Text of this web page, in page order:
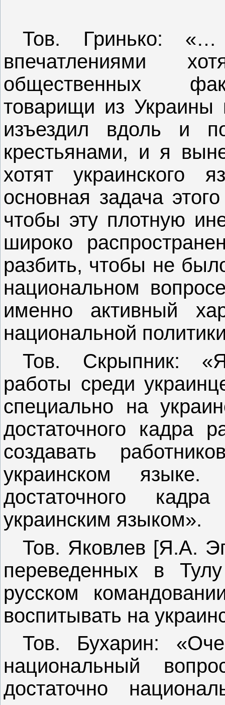
Тов. Гринько:
впечатлениями
общественных
товарищи из Украины
изъездил вдоль и
крестьянами, и я
хотят
основная задача
чтобы эту плотную
широко
разбить, чтобы не
национальном
именно активный
национальной
Тов. Скрыпник:
работы среди
специально на
достаточного кадра
создавать
украинском
достаточного
украинским языком».
Тов. Яковлев [Я.А.
переведенных в
русском
воспитывать на
Тов. Бухарин:
национальный
достаточно